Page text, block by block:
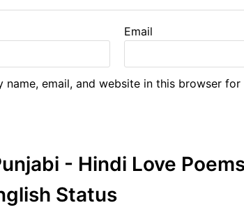
Email
name, email, and website in this browser
- Hindi Love
Status